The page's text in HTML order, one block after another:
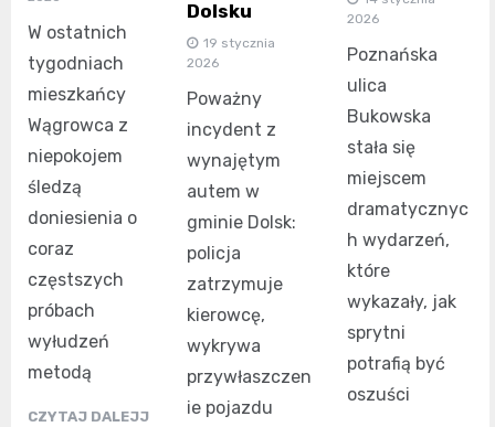
W ostatnich
tygodniach
mieszkańcy
Wągrowca z
niepokojem
śledzą
doniesienia o
coraz
częstszych
próbach
wyłudzeń
metodą
CZYTAJ DALEJJ
Dolsku
19 stycznia
2026
Poważny
incydent z
wynajętym
autem w
gminie Dolsk:
policja
zatrzymuje
kierowcę,
wykrywa
przywłaszczen
ie pojazdu
2026
Poznańska
ulica
Bukowska
stała się
miejscem
dramatycznyc
h wydarzeń,
które
wykazały, jak
sprytni
potrafią być
oszuści